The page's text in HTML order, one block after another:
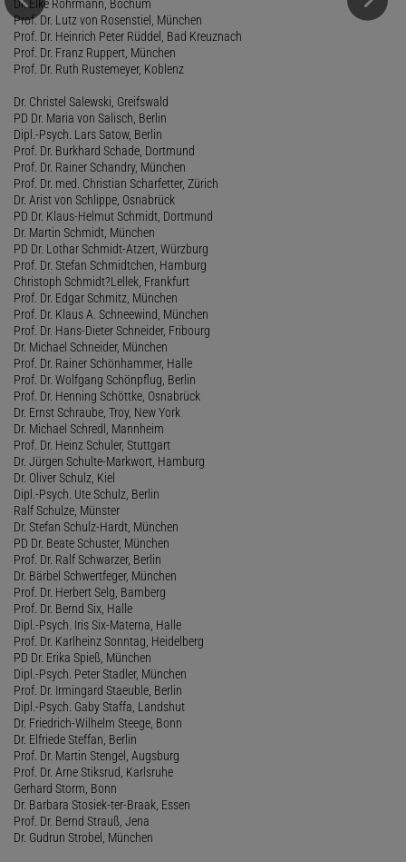
Dr. Elke Rohrmann, Bochum
Prof. Dr. Lutz von Rosenstiel, München
Prof. Dr. Heinrich Peter Rüddel, Bad Kreuznach
Prof. Dr. Franz Ruppert, München
Prof. Dr. Ruth Rustemeyer, Koblenz
Dr. Christel Salewski, Greifswald
PD Dr. Maria von Salisch, Berlin
Dipl.-Psych. Lars Satow, Berlin
Prof. Dr. Burkhard Schade, Dortmund
Prof. Dr. Rainer Schandry, München
Prof. Dr. med. Christian Scharfetter, Zürich
Dr. Arist von Schlippe, Osnabrück
PD Dr. Klaus-Helmut Schmidt, Dortmund
Dr. Martin Schmidt, München
PD Dr. Lothar Schmidt-Atzert, Würzburg
Prof. Dr. Stefan Schmidtchen, Hamburg
Christoph Schmidt?Lellek, Frankfurt
Prof. Dr. Edgar Schmitz, München
Prof. Dr. Klaus A. Schneewind, München
Prof. Dr. Hans-Dieter Schneider, Fribourg
Dr. Michael Schneider, München
Prof. Dr. Rainer Schönhammer, Halle
Prof. Dr. Wolfgang Schönpflug, Berlin
Prof. Dr. Henning Schöttke, Osnabrück
Dr. Ernst Schraube, Troy, New York
Dr. Michael Schredl, Mannheim
Prof. Dr. Heinz Schuler, Stuttgart
Dr. Jürgen Schulte-Markwort, Hamburg
Dr. Oliver Schulz, Kiel
Dipl.-Psych. Ute Schulz, Berlin
Ralf Schulze, Münster
Dr. Stefan Schulz-Hardt, München
PD Dr. Beate Schuster, München
Prof. Dr. Ralf Schwarzer, Berlin
Dr. Bärbel Schwertfeger, München
Prof. Dr. Herbert Selg, Bamberg
Prof. Dr. Bernd Six, Halle
Dipl.-Psych. Iris Six-Materna, Halle
Prof. Dr. Karlheinz Sonntag, Heidelberg
PD Dr. Erika Spieß, München
Dipl.-Psych. Peter Stadler, München
Prof. Dr. Irmingard Staeuble, Berlin
Dipl.-Psych. Gaby Staffa, Landshut
Dr. Friedrich-Wilhelm Steege, Bonn
Dr. Elfriede Steffan, Berlin
Prof. Dr. Martin Stengel, Augsburg
Prof. Dr. Arne Stiksrud, Karlsruhe
Gerhard Storm, Bonn
Dr. Barbara Stosiek-ter-Braak, Essen
Prof. Dr. Bernd Strauß, Jena
Dr. Gudrun Strobel, München